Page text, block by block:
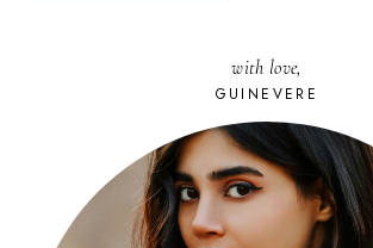
with love,
GUINEVERE